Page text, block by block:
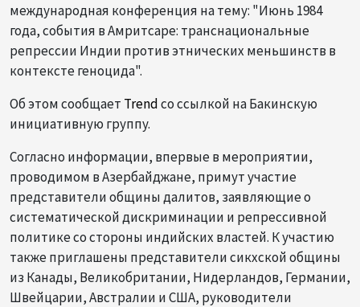
международная конференция на тему: "Июнь 1984
года, события в Амритсаре: транснациональные
репрессии Индии против этнических меньшинств в
контексте геноцида".
Об этом сообщает Trendсо ссылкой на Бакинскую
инициативную группу.
Согласно информации, впервые в мероприятии,
проводимом в Азербайджане, примут участие
представители общины далитов, заявляющие о
систематической дискриминации и репрессивной
политике со стороны индийских властей. К участию
также приглашены представители сикхской общины
из Канады, Великобритании, Нидерландов, Германии,
Швейцарии, Австралии и США, руководители